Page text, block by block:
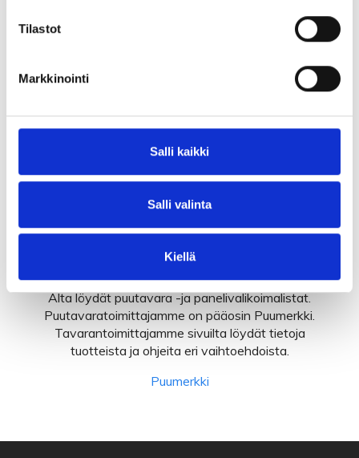
Tilastot
Markkinointi
Salli kaikki
Salli valinta
Kiellä
Puutavara
Alta löydät puutavara -ja panelivalikoimalistat.
Puutavaratoimittajamme on pääosin Puumerkki.
Tavarantoimittajamme sivuilta löydät tietoja
tuotteista ja ohjeita eri vaihtoehdoista.
Puumerkki